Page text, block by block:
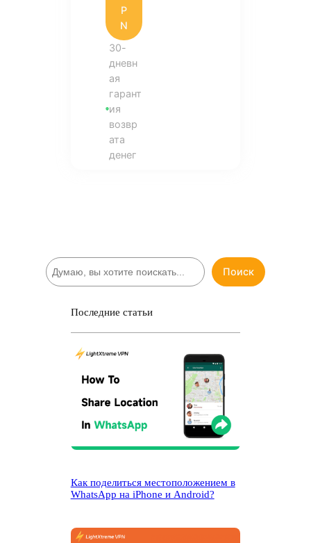
P
N
30-
дневн
ая
гарант
ия
возвр
ата
денег
П
о
Поиск
Последние статьи
Как поделиться местоположением в
WhatsApp на iPhone и Android?